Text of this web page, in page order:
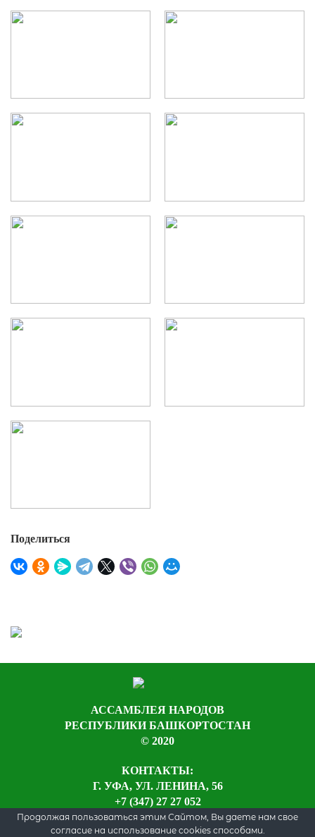
Поделиться
АССАМБЛЕЯ НАРОДОВ
РЕСПУБЛИКИ БАШКОРТОСТАН
© 2020
КОНТАКТЫ:
Г. УФА, УЛ. ЛЕНИНА, 56
+7 (347) 27 27 052
Продолжая пользоваться этим Сайтом, Вы даете нам свое
согласие на использование cookies способами.